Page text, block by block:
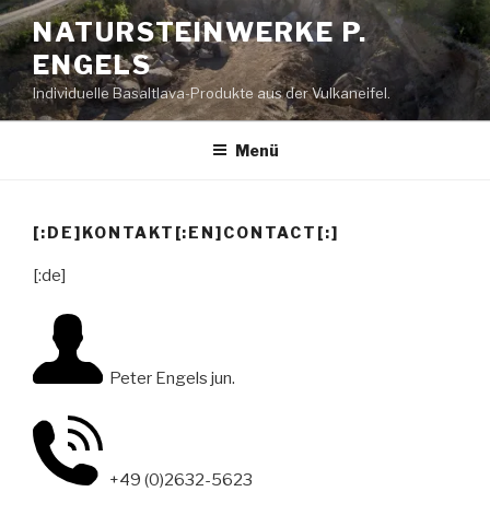
Zum
Inhalt
springen
NATURSTEINWERKE P.
ENGELS
Individuelle Basaltlava-Produkte aus der Vulkaneifel.
Menü
[:DE]KONTAKT[:EN]CONTACT[:]
[:de]
Peter Engels jun.
+49 (0)2632-5623